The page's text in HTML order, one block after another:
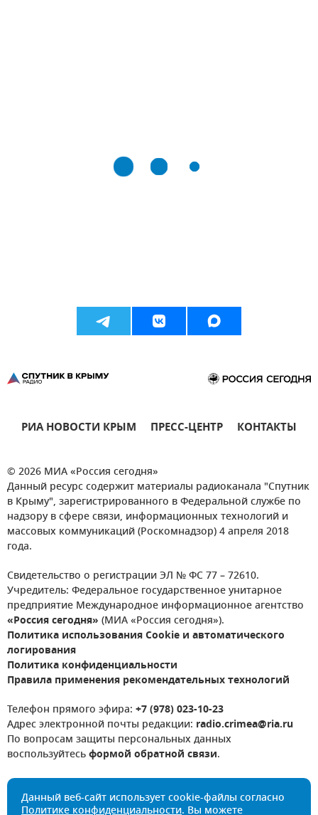
РИА НОВОСТИ КРЫМ ПРЕСС-ЦЕНТР КОНТАКТЫ
© 2026 МИА «Россия сегодня»
Данный ресурс содержит материалы радиоканала "Спутник
в Крыму", зарегистрированного в Федеральной службе по
надзору в сфере связи, информационных технологий и
массовых коммуникаций (Роскомнадзор) 4 апреля 2018
года.
Свидетельство о регистрации ЭЛ № ФС 77 – 72610.
Учредитель: Федеральное государственное унитарное
предприятие Международное информационное агентство
«Россия сегодня» (МИА «Россия сегодня»).
Политика использования Cookie и автоматического
логирования
Политика конфиденциальности
Правила применения рекомендательных технологий
Телефон прямого эфира: +7 (978) 023-10-23
Адрес электронной почты редакции: radio.crimea@ria.ru
По вопросам защиты персональных данных
воспользуйтесьформой обратной связи.
Данный веб-сайт использует cookie-файлы согласно
Политике конфиденциальности. Вы можете